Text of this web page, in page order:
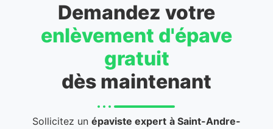
Demandez votre
enlèvement d'épave
gratuit
dès maintenant
Sollicitez un épaviste expert à Saint-Andre-